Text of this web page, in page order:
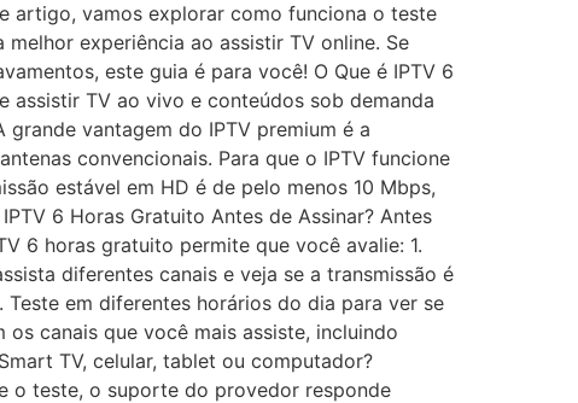
artigo, vamos explorar como funciona o teste
experiência ao assistir TV online. Se
este guia é para você! O Que é IPTV 6
assistir TV ao vivo e conteúdos sob demanda
vantagem do IPTV premium é a
convencionais. Para que o IPTV funcione
estável em HD é de pelo menos 10 Mbps,
6 Horas Gratuito Antes de Assinar? Antes
6 horas gratuito permite que você avalie: 1.
diferentes canais e veja se a transmissão é
em diferentes horários do dia para ver se
canais que você mais assiste, incluindo
TV, celular, tablet ou computador?
o teste, o suporte do provedor responde